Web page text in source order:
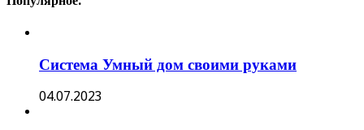
Система Умный дом своими руками
04.07.2023